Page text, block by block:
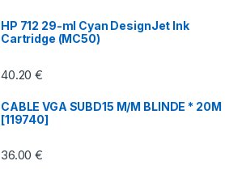
HP 712 29-ml Cyan DesignJet Ink
Cartridge (MC50)
40.20€
CABLE VGA SUBD15 M/M BLINDE * 20M
[119740]
36.00€